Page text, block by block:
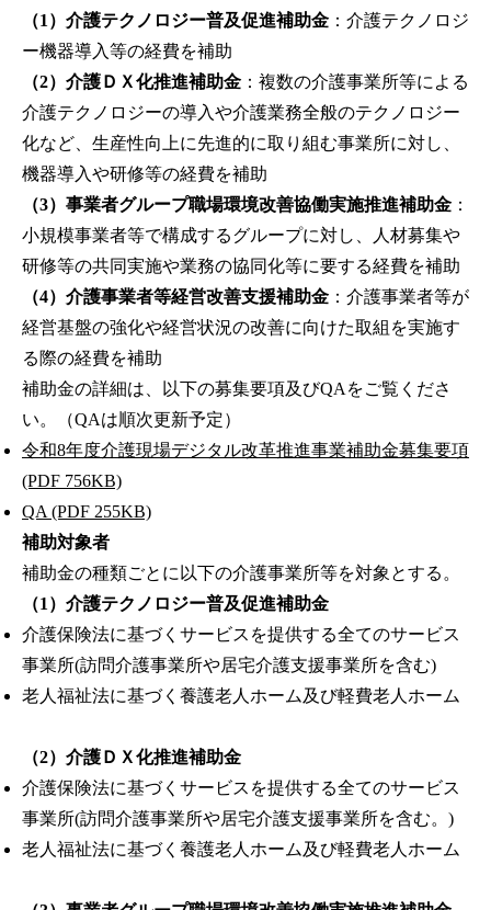
（1）介護テクノロジー普及促進補助金 ：介護テクノロジ
ー機器導入等の経費を補助
（2）介護ＤＸ化推進補助金 ：複数の介護事業所等による
介護テクノロジーの導入や介護業務全般のテクノロジー
化など、生産性向上に先進的に取り組む事業所に対し、
機器導入や研修等の経費を補助
（3）事業者グループ職場環境改善協働実施推進補助金 ：
小規模事業者等で構成するグループに対し、人材募集や
研修等の共同実施や業務の協同化等に要する経費を補助
（4）介護事業者等経営改善支援補助金 ：介護事業者等が
経営基盤の強化や経営状況の改善に向けた取組を実施す
る際の経費を補助
補助金の詳細は、以下の募集要項及びQAをご覧くださ
い。（QAは順次更新予定）
令和8年度介護現場デジタル改革推進事業補助金募集要項
(PDF 756KB)
QA (PDF 255KB)
補助対象者
補助金の種類ごとに以下の介護事業所等を対象とする。
（1）介護テクノロジー普及促進補助金
介護保険法に基づくサービスを提供する全てのサービス
事業所(訪問介護事業所や居宅介護支援事業所を含む)
老人福祉法に基づく養護老人ホーム及び軽費老人ホーム
（2）介護ＤＸ化推進補助金
介護保険法に基づくサービスを提供する全てのサービス
事業所(訪問介護事業所や居宅介護支援事業所を含む。)
老人福祉法に基づく養護老人ホーム及び軽費老人ホーム